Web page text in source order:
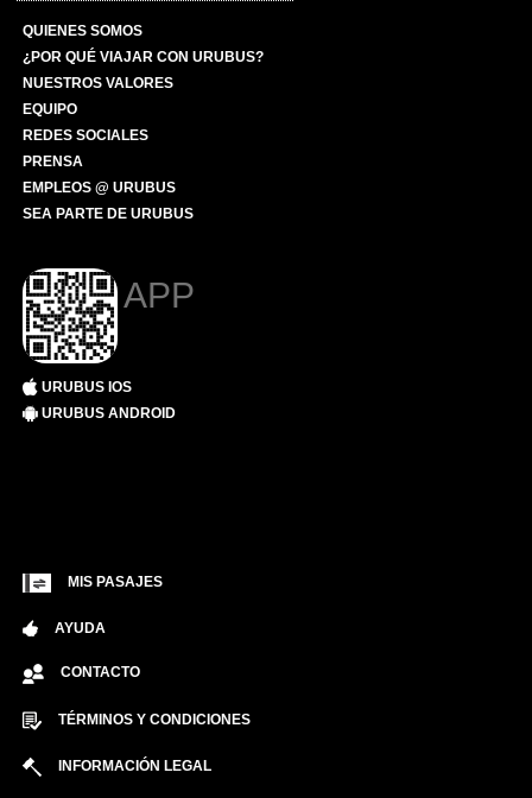
QUIENES SOMOS
¿POR QUÉ VIAJAR CON URUBUS?
NUESTROS VALORES
EQUIPO
REDES SOCIALES
PRENSA
EMPLEOS @ URUBUS
SEA PARTE DE URUBUS
APP
URUBUS IOS
URUBUS ANDROID
MIS PASAJES
AYUDA
CONTACTO
TÉRMINOS Y CONDICIONES
INFORMACIÓN LEGAL